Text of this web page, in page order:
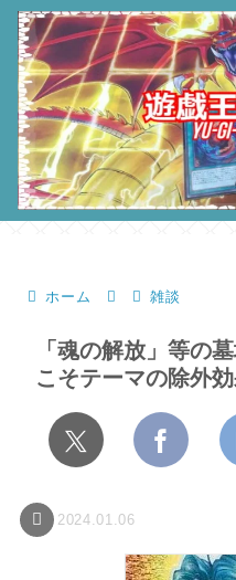
ホーム 雑談
「魂の解放」等の
こそテーマの除外
2024.01.06